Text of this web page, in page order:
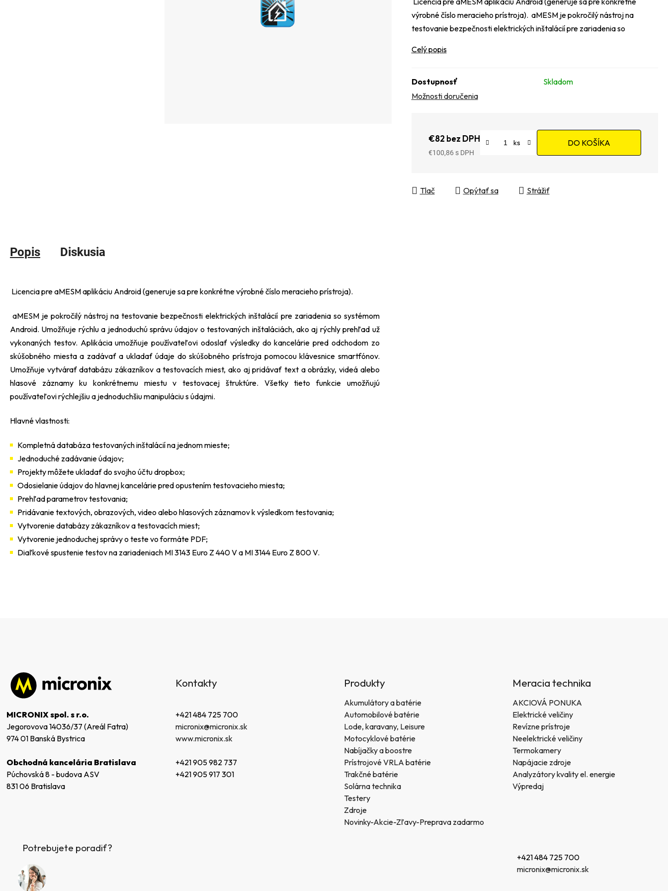
výrobné číslo meracieho prístroja). aMESM je pokročilý nástroj na
testovanie bezpečnosti elektrických inštalácií pre zariadenia so
Celý popis
Dostupnosť
Skladom
Možnosti doručenia
€82 bez DPH
€100,86
DO KOŠÍKA
Tlač Opýtať sa Strážiť
Popis Diskusia
Licencia pre aMESM aplikáciu Android (generuje sa pre konkrétne výrobné číslo meracieho prístroja).
aMESM je pokročilý nástroj na testovanie bezpečnosti elektrických inštalácií pre zariadenia so systémom
Android. Umožňuje rýchlu a jednoduchú správu údajov o testovaných inštaláciách, ako aj rýchly prehľad už
vykonaných testov. Aplikácia umožňuje používateľovi odoslať výsledky do kancelárie pred odchodom zo
skúšobného miesta a zadávať a ukladať údaje do skúšobného prístroja pomocou klávesnice smartfónov.
Umožňuje vytvárať databázu zákazníkov a testovacích miest, ako aj pridávať text a obrázky, videá alebo
hlasové záznamy ku konkrétnemu miestu v testovacej štruktúre. Všetky tieto funkcie umožňujú
používateľovi rýchlejšiu a jednoduchšiu manipuláciu s údajmi.
Hlavné vlastnosti:
Kompletná databáza testovaných inštalácií na jednom mieste;
Jednoduché zadávanie údajov;
Projekty môžete ukladať do svojho účtu dropbox;
Odosielanie údajov do hlavnej kancelárie pred opustením testovacieho miesta;
Prehľad parametrov testovania;
Pridávanie textových, obrazových, video alebo hlasových záznamov k výsledkom testovania;
Vytvorenie databázy zákazníkov a testovacích miest;
Vytvorenie jednoduchej správy o teste vo formáte PDF;
Diaľkové spustenie testov na zariadeniach MI 3143 Euro Z 440 V a MI 3144 Euro Z 800 V.
MICRONIX spol. s r.o.
Jegorovova 14036/37 (Areál Fatra)
974 01 Banská Bystrica
Obchodná kancelária Bratislava
Púchovská 8 - budova ASV
831 06 Bratislava
Kontakty
+421 484 725 700
micronix@micronix.sk
www.micronix.sk
+421 905 982 737
+421 905 917 301
Produkty
Akumulátory a batérie
Automobilové batérie
Lode, karavany, Leisure
Motocyklové batérie
Nabíjačky a boostre
Prístrojové VRLA batérie
Trakčné batérie
Solárna technika
Testery
Zdroje
Novinky-Akcie-Zľavy-Preprava zadarmo
Meracia technika
AKCIOVÁ PONUKA
Elektrické veličiny
Revízne prístroje
Neelektrické veličiny
Termokamery
Napájacie zdroje
Analyzátory kvality el. energie
Výpredaj
Potrebujete poradiť?
+421 484 725 700
micronix@micronix.sk